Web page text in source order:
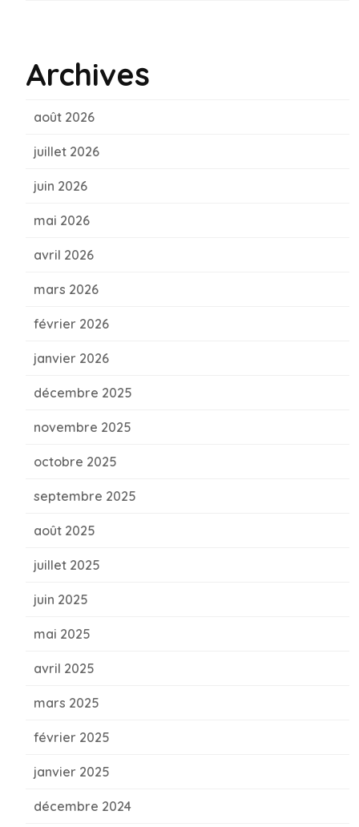
Archives
août 2026
juillet 2026
juin 2026
mai 2026
avril 2026
mars 2026
février 2026
janvier 2026
décembre 2025
novembre 2025
octobre 2025
septembre 2025
août 2025
juillet 2025
juin 2025
mai 2025
avril 2025
mars 2025
février 2025
janvier 2025
décembre 2024